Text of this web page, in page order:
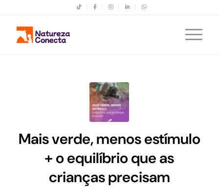
Mais verde, menos estímulo
+ o equilíbrio que as
crianças precisam